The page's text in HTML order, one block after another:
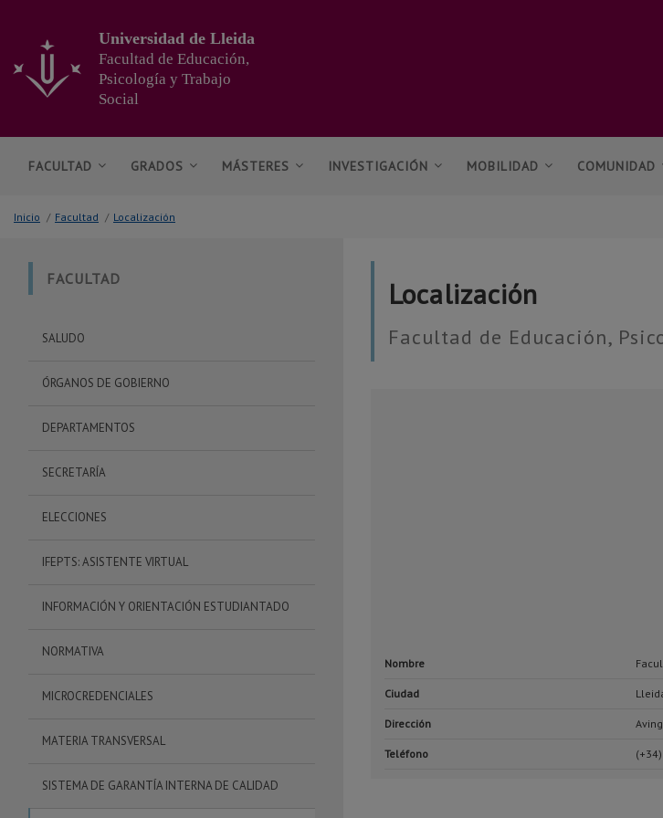
contenido
principal
Universidad de Lleida
Facultad de Educación,
Psicología y Trabajo
Social
FACULTAD GRADOS MÁSTERES INVESTIGACIÓN MOBILIDAD COMUNIDAD
Inicio / Facultad / Localización
FACULTAD
SALUDO
ÓRGANOS DE GOBIERNO
DEPARTAMENTOS
SECRETARÍA
ELECCIONES
IFEPTS: ASISTENTE VIRTUAL
INFORMACIÓN Y ORIENTACIÓN ESTUDIANTADO
NORMATIVA
MICROCREDENCIALES
MATERIA TRANSVERSAL
SISTEMA DE GARANTÍA INTERNA DE CALIDAD
Localización
Facultad de Educación,
Nombre
Ciudad
Dirección
Teléfono